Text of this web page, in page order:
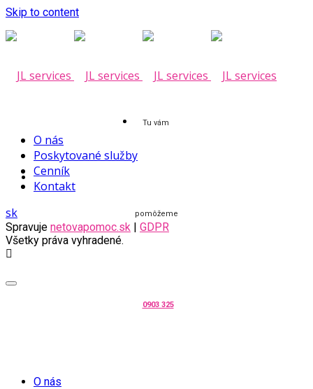
Skip to content
Tu vám
pomôžeme
0903 325
O nás
O nás
Poskytované služby
Cenník
Kontakt
sk
Spravuje netovapomoc.sk | GDPR
Všetky práva vyhradené.